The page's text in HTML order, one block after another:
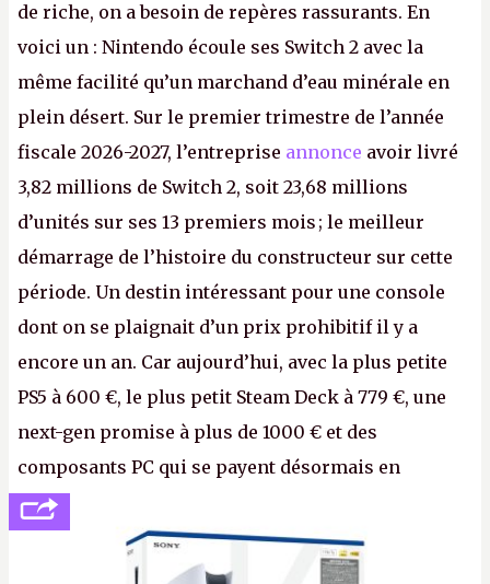
de riche, on a besoin de repères rassurants. En
voici un : Nintendo écoule ses Switch 2 avec la
même facilité qu’un marchand d’eau minérale en
plein désert. Sur le premier trimestre de l’année
fiscale 2026-2027, l’entreprise annonce avoir livré
3,82 millions de Switch 2, soit 23,68 millions
d’unités sur ses 13 premiers mois ; le meilleur
démarrage de l’histoire du constructeur sur cette
période. Un destin intéressant pour une console
dont on se plaignait d’un prix prohibitif il y a
encore un an. Car aujourd’hui, avec la plus petite
PS5 à 600 €, le plus petit Steam Deck à 779 €, une
next-gen promise à plus de 1000 € et des
composants PC qui se payent désormais en
glacières d’organes, la Switch 2, même quand elle
passera à 500 €, est devenuede factola machine
d’entrée de gamme.K.